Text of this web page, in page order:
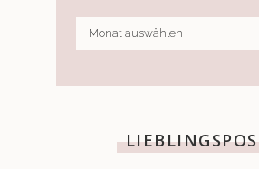
CHRONIK